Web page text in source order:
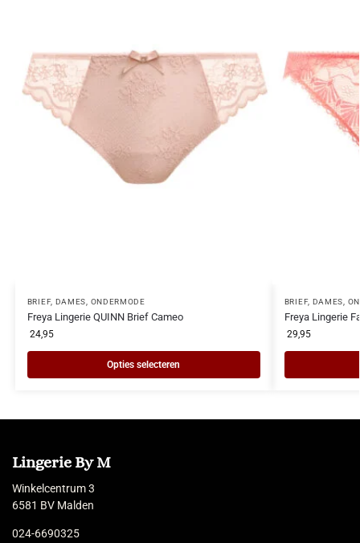
BRIEF, DAMES ONDERMODE
Freya Lingerie QUINN Brief Cameo
24,95
Opties selecteren
BRIEF, DAMES
Freya Lingerie
29,95
Lingerie By M
Winkelcentrum 3
6581 BV Malden
024-6690325